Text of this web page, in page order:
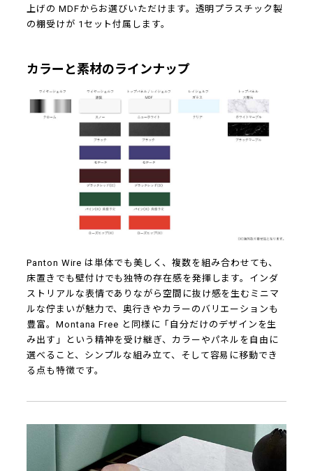
上げの MDFからお選びいただけます。透明プラスチック製
の棚受けが 1セット付属します。
カラーと素材のラインナップ
Panton Wire は単体でも美しく、複数を組み合わせても、
床置きでも壁付けでも独特の存在感を発揮します。インダ
ストリアルな表情でありながら空間に抜け感を生むミニマ
ルな佇まいが魅力で、奥行きやカラーのバリエーションも
豊富。Montana Free と同様に「自分だけのデザインを生
み出す」という精神を受け継ぎ、カラーやパネルを自由に
選べること、シンプルな組み立て、そして容易に移動でき
る点も特徴です。